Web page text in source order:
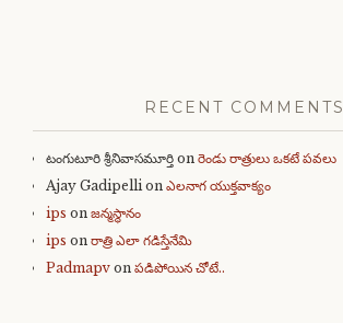
RECENT COMMENTS
టంగుటూరి శ్రీనివాసమూర్తి on రెండు రాత్రులు ఒకటే పవలు
Ajay Gadipellion ఎలనాగ యుక్తవాక్యం
ips on జన్మస్థానం
ips on రాత్రి ఎలా గడిస్తేనేమి
Padmapv on పడిపోయిన చోటే..